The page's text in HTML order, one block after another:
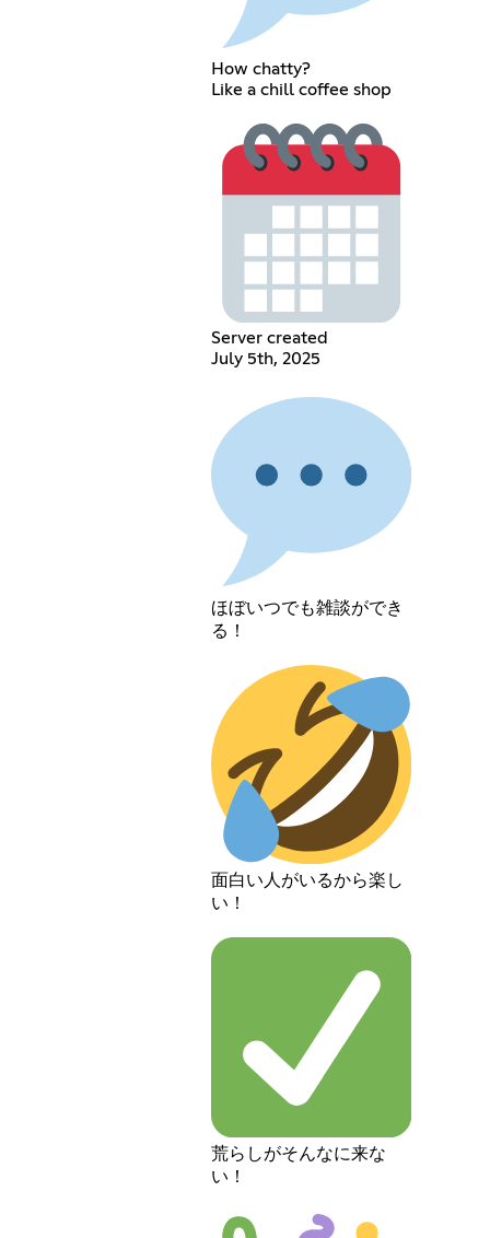
How chatty?
Like a chill coffee shop
Server created
July 5th, 2025
ほぼいつでも雑談ができ
る！
面白い人がいるから楽し
い！
荒らしがそんなに来な
い！